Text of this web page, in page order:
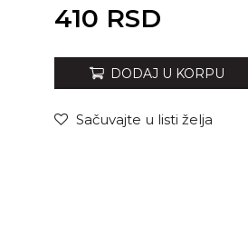
410 RSD
DODAJ U KORPU
Sačuvajte u listi želja